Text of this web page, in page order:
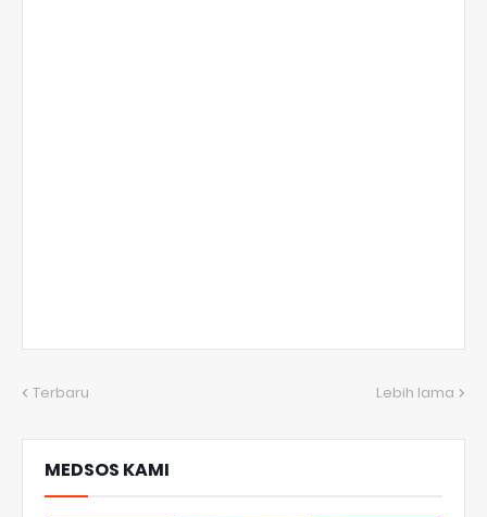
Terbaru Lebih lama
MEDSOS KAMI